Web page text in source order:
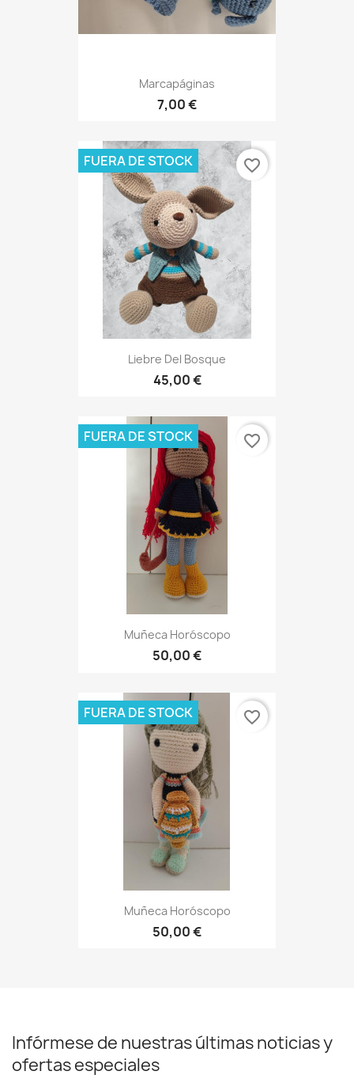
Marcapáginas
7,00 €
Liebre Del Bosque
45,00 €
FUERA DE STOCK favorite_border
Muñeca Horóscopo
50,00 €
FUERA DE STOCK favorite_border
Muñeca Horóscopo
50,00 €
FUERA DE STOCK favorite_border
Infórmese de nuestras últimas noticias y
ofertas especiales